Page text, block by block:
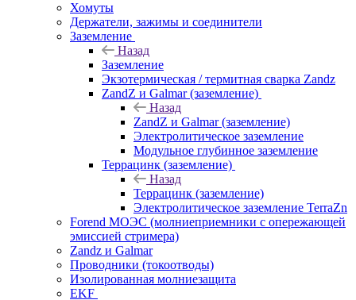
Хомуты
Держатели, зажимы и соединители
Заземление
Назад
Заземление
Экзотермическая / термитная сварка Zandz
ZandZ и Galmar (заземление)
Назад
ZandZ и Galmar (заземление)
Электролитическое заземление
Модульное глубинное заземление
Террацинк (заземление)
Назад
Террацинк (заземление)
Электролитическое заземление TerraZn
Forend МОЭС (молниеприемники с опережающей
эмиссией стримера)
Zandz и Galmar
Проводники (токоотводы)
Изолированная молниезащита
EKF